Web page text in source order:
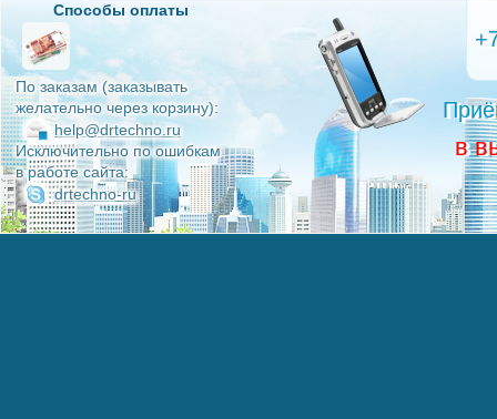
Способы оплаты
По заказам (заказывать
желательно через корзину):
help@drtechno.ru
Исключительно по ошибкам
в работе сайта:
drtechno-ru
в